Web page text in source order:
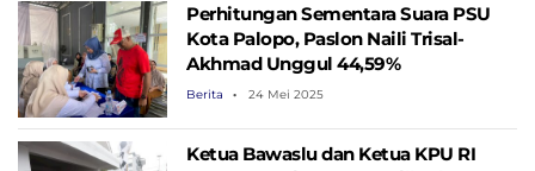
Perhitungan Sementara Suara PSU
Kota Palopo, Paslon Naili Trisal-
Akhmad Unggul 44,59%
Berita 24 Mei 2025
Ketua Bawaslu dan Ketua KPU RI